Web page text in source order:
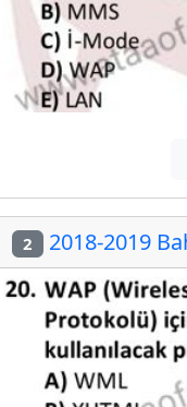
2 2018-2019